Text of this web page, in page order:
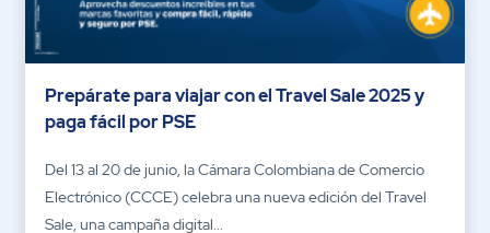
Prepárate para viajar con el Travel Sale 2025 y
paga fácil por PSE
Del 13 al 20 de junio, la Cámara Colombiana de Comercio
Electrónico (CCCE) celebra una nueva edición del Travel
Sale, una campaña digital...